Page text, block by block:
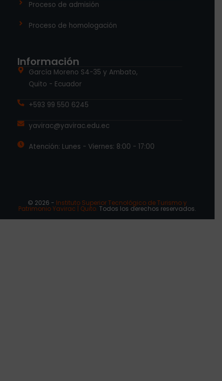
Proceso de admisión
Proceso de homologación
Información
García Moreno S4-35 y Ambato,
Quito - Ecuador
+593 99 550 6245
yavirac@yavirac.edu.ec
Atención: Lunes - Viernes: 8:00 - 17:00
© 2026 - Instituto Superior Tecnológico de Turismo y
Patrimonio Yavirac | Quito. Todos los derechos reservados.